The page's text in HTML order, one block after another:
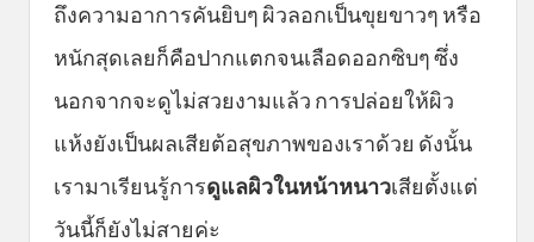
ถึงความอาการคันยิบๆ ผิวลอกเป็นขุยขาวๆ หรือ
หนักสุดเลยก็คือปากแตกจนเลือดออกซิบๆ ซึ่ง
นอกจากจะดูไม่สวยงามแล้ว การปล่อยให้ผิว
แห้งยังเป็นผลเสียต้อสุขภาพของเราด้วย ดังนั้น
เรามาเรียนรู้การดูแลผิวในหน้าหนาวเสียตั้งแต่
วันนี้ก็ยังไม่สายค่ะ